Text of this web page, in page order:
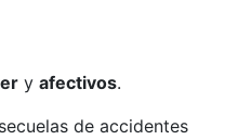
y afectivos.
de accidentes